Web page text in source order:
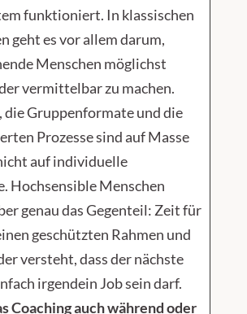
funktioniert. In klassischen
geht es vor allem darum,
Menschen möglichst
vermittelbar zu machen.
die Gruppenformate und die
Prozesse sind auf Masse
auf individuelle
Hochsensible Menschen
genau das Gegenteil: Zeit für
geschützten Rahmen und
versteht, dass der nächste
irgendein Job sein darf.
Coaching auch während oder